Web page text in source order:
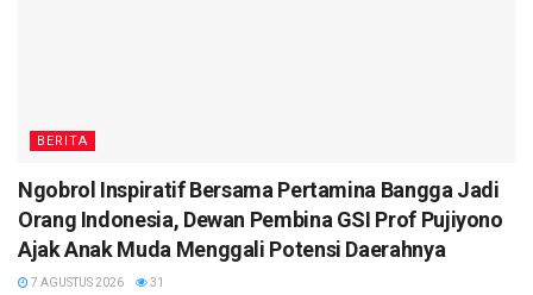
BERITA
Ngobrol Inspiratif Bersama Pertamina Bangga Jadi
Orang Indonesia, Dewan Pembina GSI Prof Pujiyono
Ajak Anak Muda Menggali Potensi Daerahnya
7 AGUSTUS 2026 31